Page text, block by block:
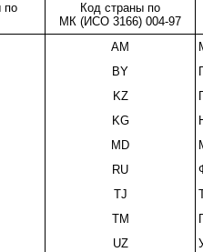
по
Код страны по
МК (ИСО 3166) 004-97
AM
BY
KZ
KG
MD
RU
TJ
TM
UZ